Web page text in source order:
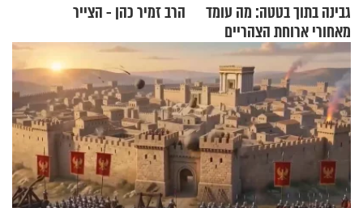
גבינה בתוך בטטה: מה עומד
מאחורי ארוחת הצהריים
שכבשה את הרשת?
הרב זמיר כהן - הצייר